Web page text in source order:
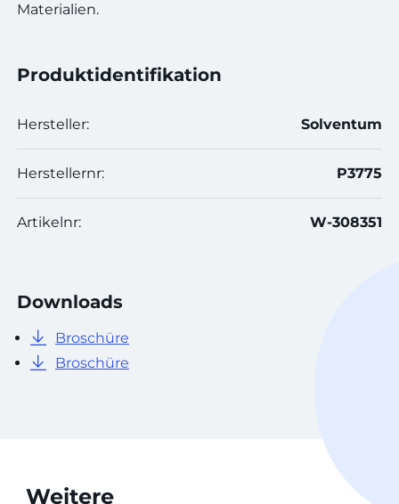
Materialien.
Produktidentifikation
Hersteller: Solventum
Herstellernr: P3775
Artikelnr: W-308351
Downloads
Broschüre
Broschüre
Weitere